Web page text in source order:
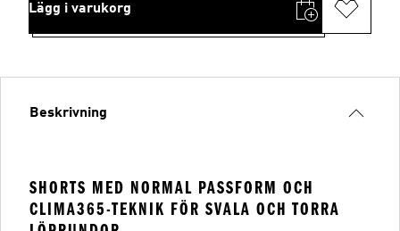
Lägg i varukorg
Beskrivning
SHORTS MED NORMAL PASSFORM OCH
CLIMA365-TEKNIK FÖR SVALA OCH TORRA